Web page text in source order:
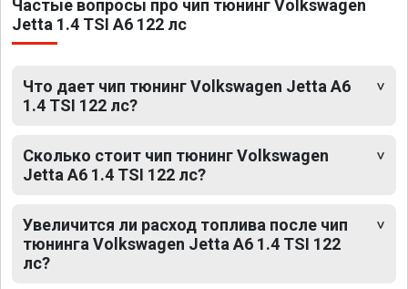
Частые вопросы про чип тюнинг Volkswagen
Jetta 1.4 TSI A6 122 лс
Что дает чип тюнинг Volkswagen Jetta A6
1.4 TSI 122 лс?
Сколько стоит чип тюнинг Volkswagen
Jetta A6 1.4 TSI 122 лс?
Увеличится ли расход топлива после чип
тюнинга Volkswagen Jetta A6 1.4 TSI 122
лс?